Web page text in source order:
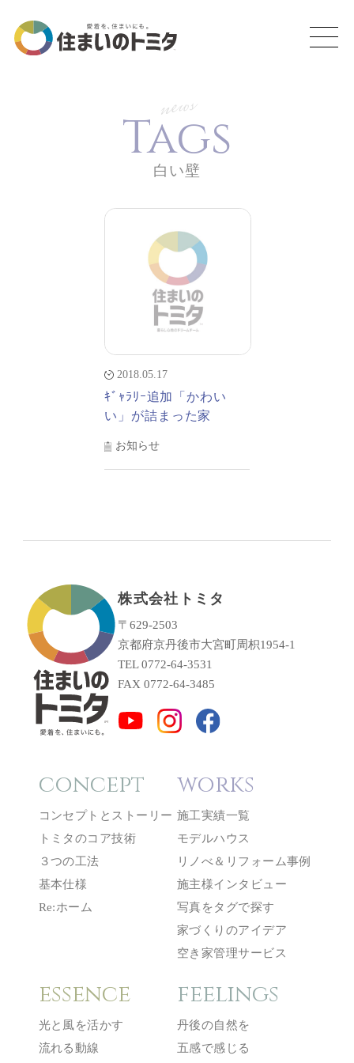
news
Tags
白い壁
2018.05.17
ｷﾞｬﾗﾘｰ追加「かわい
い」が詰まった家
お知らせ
株式会社トミタ
〒629-2503
京都府京丹後市大宮町周枳1954-1
TEL 0772-64-3531
FAX 0772-64-3485
concept
コンセプトとストーリー
トミタのコア技術
３つの工法
基本仕様
Re:ホーム
works
施工実績一覧
モデルハウス
リノべ＆リフォーム事例
施主様インタビュー
写真をタグで探す
家づくりのアイデア
空き家管理サービス
essence
光と風を活かす
流れる動線
feelings
丹後の自然を
五感で感じる